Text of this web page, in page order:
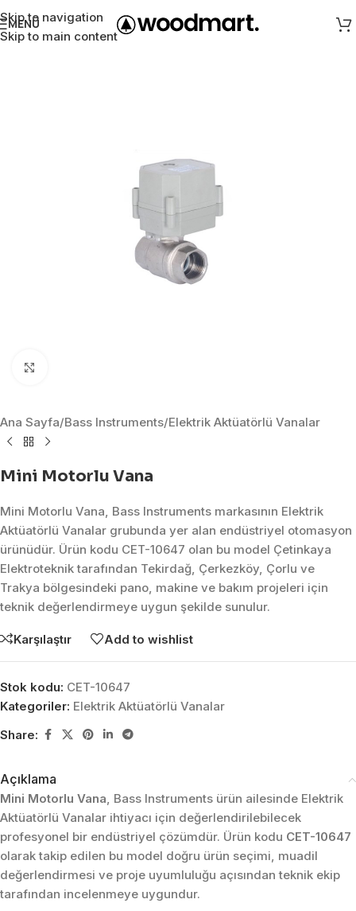
Skip to navigation
Skip to main content
MENÜ
Ana Sayfa/Bass Instruments/Elektrik Aktüatörlü Vanalar
Mini Motorlu Vana
Mini Motorlu Vana, Bass Instruments markasının Elektrik
Aktüatörlü Vanalar grubunda yer alan endüstriyel otomasyon
ürünüdür. Ürün kodu CET-10647 olan bu model Çetinkaya
Elektroteknik tarafından Tekirdağ, Çerkezköy, Çorlu ve
Trakya bölgesindeki pano, makine ve bakım projeleri için
teknik değerlendirmeye uygun şekilde sunulur.
Karşılaştır Add to wishlist
Stok kodu: CET-10647
Kategoriler: Elektrik Aktüatörlü Vanalar
Share:
Açıklama
Mini Motorlu Vana, Bass Instruments ürün ailesinde Elektrik
Aktüatörlü Vanalar ihtiyacı için değerlendirilebilecek
profesyonel bir endüstriyel çözümdür. Ürün kodu CET-10647
olarak takip edilen bu model doğru ürün seçimi, muadil
değerlendirmesi ve proje uyumluluğu açısından teknik ekip
tarafından incelenmeye uygundur.